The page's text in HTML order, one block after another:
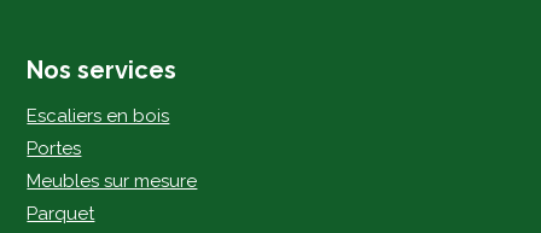
Nos services
Escaliers en bois
Portes
Meubles sur mesure
Parquet